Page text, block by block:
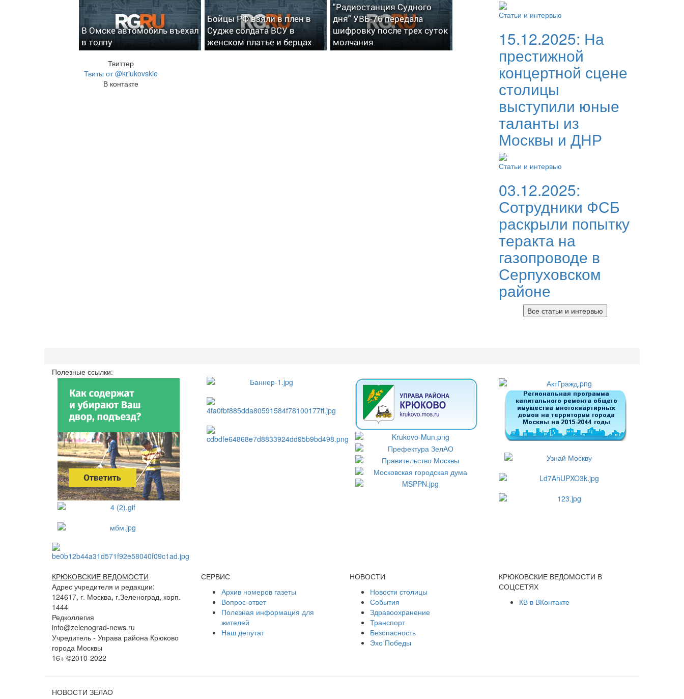
В Омске автомобиль въехал
в толпу
Бойцы РФ взяли в плен в
Судже солдата ВСУ в
женском платье и берцах
"Радиостанция Судного
дня" УВБ-76 передала
шифровку после трех суток
молчания
Твиттер
Твиты от @kriukovskie
В контакте
Статьи и интервью
15.12.2025: На
престижной
концертной сцене
столицы
выступили юные
таланты из
Москвы и ДНР
Статьи и интервью
03.12.2025:
Сотрудники ФСБ
раскрыли попытку
теракта на
газопроводе в
Серпуховском
районе
Все статьи и интервью
Полезные ссылки:
КРЮКОВСКИЕ ВЕДОМОСТИ
Адрес учредителя и редакции:
124617, г. Москва, г.Зеленоград, корп.
1444
Редколлегия
info@zelenograd-news.ru
Учредитель - Управа района Крюково
города Москвы
16+ ©2010-2022
СЕРВИС
Архив номеров газеты
Вопрос-ответ
Полезная информация для
жителей
Наш депутат
НОВОСТИ
Новости столицы
События
Здравоохранение
Транспорт
Безопасность
Эхо Победы
КРЮКОВСКИЕ ВЕДОМОСТИ В
СОЦСЕТЯХ
КВ в ВКонтакте
НОВОСТИ ЗЕЛАО